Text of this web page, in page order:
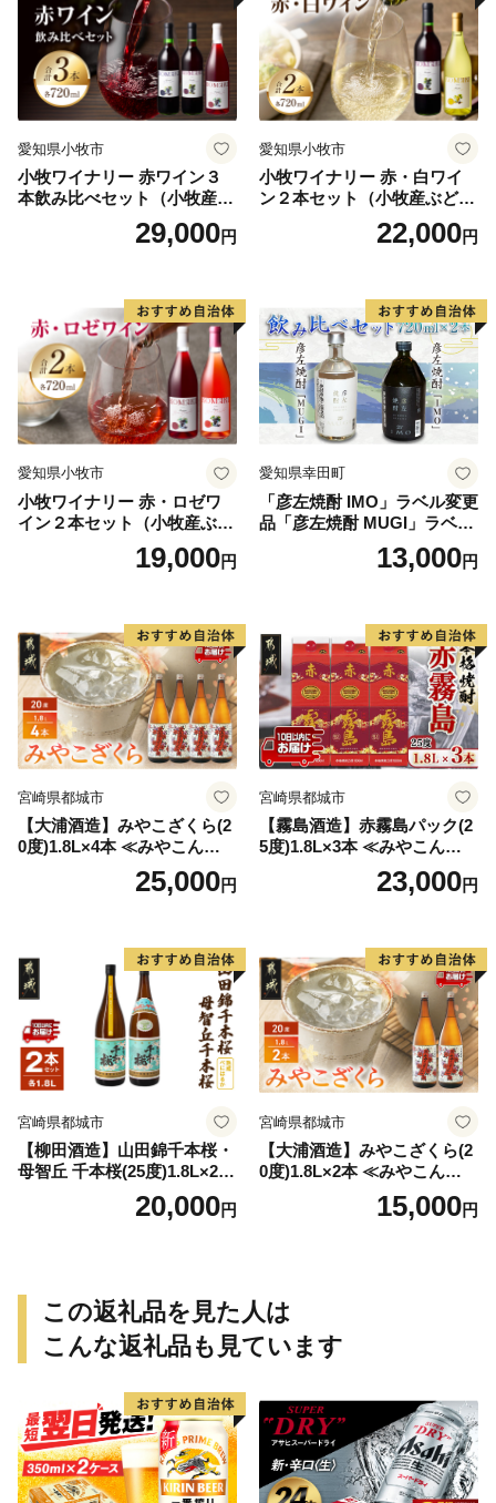
愛知県小牧市
小牧ワイナリー 赤ワイン３
本飲み比べセット（小牧産ぶ
どう100％使用）29,000円
愛知県小牧市
小牧ワイナリー 赤・白ワイ
ン２本セット（小牧産ぶどう
22,000円
愛知県小牧市
小牧ワイナリー 赤・ロゼワ
イン２本セット（小牧産ぶど
19,000円
愛知県幸田町
「彦左焼酎 IMO」ラベル変更
品「彦左焼酎 MUGI」ラベル
変更品 飲み比べ セット 合計
2本 720ml×各1本 25度 焼酎
13,000円
宮崎県都城市
【大浦酒造】みやこざくら(2
0度)1.8L×4本 ≪みやこんじょ
特急便≫_AD-077125,000円
宮崎県都城市
【霧島酒造】赤霧島パック(2
5度)1.8L×3本 ≪みやこんじょ
特急便≫_23-07-K03P-1800-3
23,000円
宮崎県都城市
【柳田酒造】山田錦千本桜・
母智丘 千本桜(25度)1.8L×2本
≪みやこんじょ特急便≫_AC
20,000円
宮崎県都城市
【大浦酒造】みやこざくら(2
0度)1.8L×2本 ≪みやこんじょ
特急便≫_MJ-077115,000円
この返礼品を見た人は
こんな返礼品も見ています